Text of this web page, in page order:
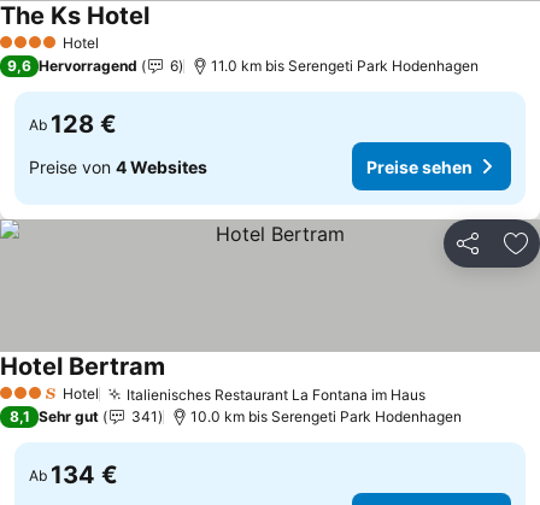
4 Sterne Hotel
The Ks HotelPreise sehen
9,6 Hervorragend 6 11.0 km bis Serengeti Park Hodenhagen
Ab 128 €
Preise von 4 Websites Preise sehen
Teilen
3 Sterne Hotel Italienisches Restaurant La Fontana im HausPreise sehen
Hotel Bertram
8,1 Sehr gut 341 10.0 km bis Serengeti Park Hodenhagen
Ab 134 €